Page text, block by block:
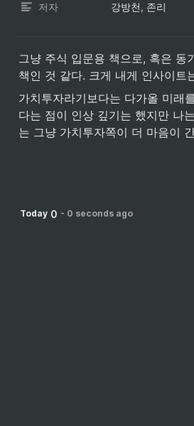
저자 강방천, 존리
그냥 주식 입문용 책으로, 혹은 동
책인 것 같다. 크게 내게 인사이트
가치투자라기보다는 다가올 미래
다는 점이 인상 깊기는 했지만 나
는 그냥 가치투자쪽이 더 마음이
Today 0 - 0 seconds ago